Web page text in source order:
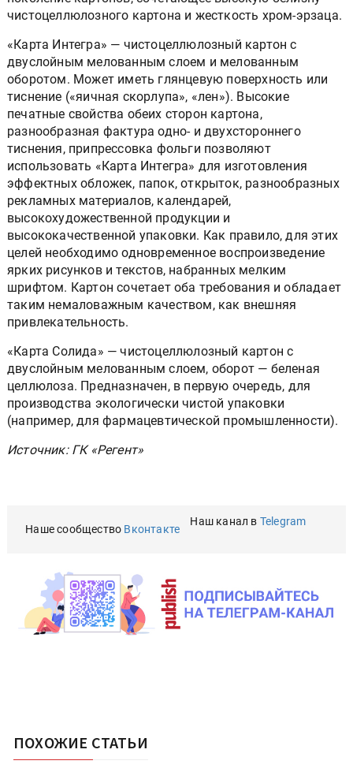
чистоцеллюлозного картона и жесткость хром-эрзаца.
«Карта Интегра» — чистоцеллюлозный картон с
двуслойным мелованным слоем и мелованным
оборотом. Может иметь глянцевую поверхность или
тиснение («яичная скорлупа», «лен»). Высокие
печатные свойства обеих сторон картона,
разнообразная фактура одно- и двухстороннего
тиснения, припрессовка фольги позволяют
использовать «Карта Интегра» для изготовления
эффектных обложек, папок, открыток, разнообразных
рекламных материалов, календарей,
высокохудожественной продукции и
высококачественной упаковки. Как правило, для этих
целей необходимо одновременное воспроизведение
ярких рисунков и текстов, набранных мелким
шрифтом. Картон сочетает оба требования и обладает
таким немаловажным качеством, как внешняя
привлекательность.
«Карта Солида» — чистоцеллюлозный картон с
двуслойным мелованным слоем, оборот — беленая
целлюлоза. Предназначен, в первую очередь, для
производства экологически чистой упаковки
(например, для фармацевтической промышленности).
Источник: ГК «Регент»
Наше сообщество Вконтакте
Наш канал в Telegram
ПОХОЖИЕ СТАТЬИ